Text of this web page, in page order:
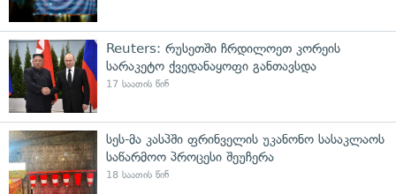
Reuters: რუსეთში ჩრდილოეთ კორეის
სარაკეტო ქვედანაყოფი განთავსდა
17 საათის წინ
სეს-მა კასპში ფრინველის უკანონო სასაკლაოს
საწარმოო პროცესი შეუჩერა
18 საათის წინ